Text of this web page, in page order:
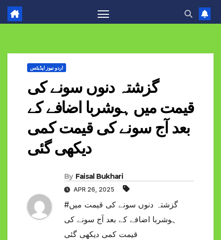
اردو نیوز اپڈیٹس
گزشتہ دنوں سونے کی
قیمت میں ہوشربا اضافے کے
بعد آج سونے کی قیمت کمی
دیکھی گئی
By Faisal Bukhari
APR 26, 2025
#گزشتہ دنوں سونے کی قیمت میں
ہوشربا اضافے کے بعد آج سونے کی
قیمت کمی دیکھی گئی